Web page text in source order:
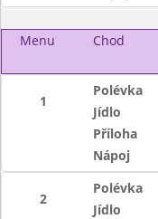
Menu Chod
1
Polévka
Jídlo
Příloha
Nápoj
2
Polévka
Jídlo